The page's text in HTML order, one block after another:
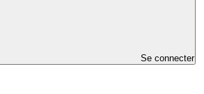
Se connecter